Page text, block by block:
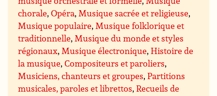
chorale,Opéra,Musique sacrée et religieuse,
Musique populaire,Musique folklorique et
traditionnelle,Musique du monde et styles
régionaux,Musique électronique,Histoire de
la musique,Compositeurs et paroliers,
Musiciens, chanteurs et groupes,Partitions
musicales, paroles et librettos,Recueils de